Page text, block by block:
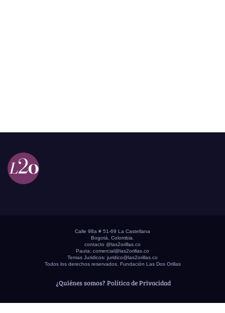
Calle 98a # 51-69 La Castellana
Bogotá, Colombia.
contacto @las2orillas.co
Pauta: comercial@las2orillas.co
Temas Juridicos: juridico@las2orillas.co
Todos los derechos reservados. Fundación Las Dos Orillas
¿Quiénes somos? Política de Privacidad